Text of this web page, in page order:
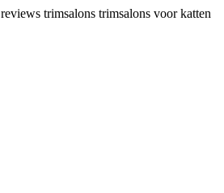
reviews trimsalons trimsalons voor katten